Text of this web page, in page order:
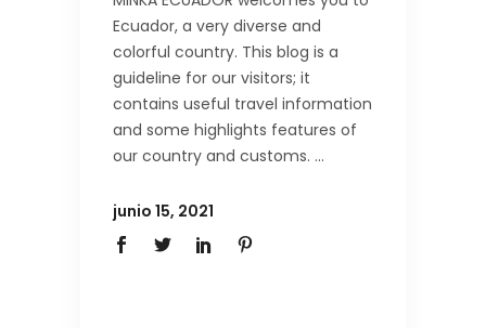
Ecuador, a very diverse and
colorful country. This blog is a
guideline for our visitors; it
contains useful travel information
and some highlights features of
our country and customs.
junio 15, 2021